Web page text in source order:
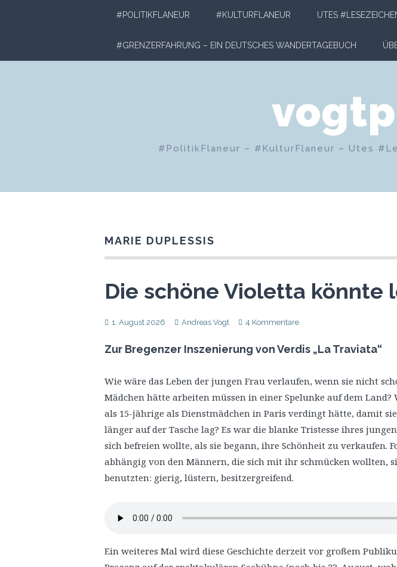
#POLITIKFLANEUR #KULTURFLANEUR UTES
#GRENZERFAHRUNG – EIN DEUTSCHES WANDERTAGEBUCH
#PolitikFlaneur – #KulturFlaneur – Utes
MARIE DUPLESSIS
Die schöne Violetta könnte
1. August 2026 Andreas Vogt 4 Kommentare
Zur Bregenzer Inszenierung von Verdis „La Traviata“
Wie wäre das Leben der jungen Frau verlaufen, wenn sie nicht
Mädchen hätte arbeiten müssen in einer Spelunke auf dem Land?
als 15-jährige als Dienstmädchen in Paris verdingt hätte, damit
länger auf der Tasche lag? Es war die blanke Tristesse ihres
sich befreien wollte, als sie begann, ihre Schönheit zu verkaufen.
abhängig von den Männern, die sich mit ihr schmücken wollten,
benutzten: gierig, lüstern, besitzergreifend.
Ein weiteres Mal wird diese Geschichte derzeit vor großem